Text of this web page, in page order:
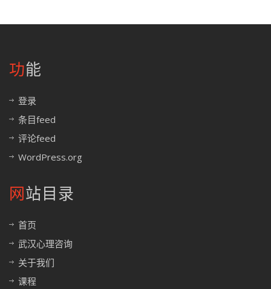
功能
登录
条目feed
评论feed
WordPress.org
网站目录
首页
武汉心理咨询
关于我们
课程